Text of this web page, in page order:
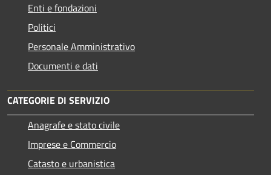
Enti e fondazioni
Politici
Personale Amministrativo
Documenti e dati
CATEGORIE DI SERVIZIO
Anagrafe e stato civile
Imprese e Commercio
Catasto e urbanistica